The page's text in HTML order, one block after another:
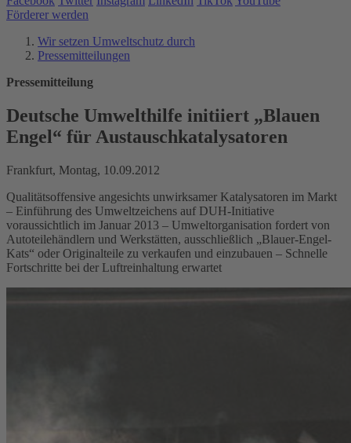
Förderer werden
Wir setzen Umweltschutz durch
Pressemitteilungen
Pressemitteilung
Deutsche Umwelthilfe initiiert „Blauen
Engel“ für Austauschkatalysatoren
Frankfurt, Montag, 10.09.2012
Qualitätsoffensive angesichts unwirksamer Katalysatoren im Markt
– Einführung des Umweltzeichens auf DUH-Initiative
voraussichtlich im Januar 2013 – Umweltorganisation fordert von
Autoteilehändlern und Werkstätten, ausschließlich „Blauer-Engel-
Kats“ oder Originalteile zu verkaufen und einzubauen – Schnelle
Fortschritte bei der Luftreinhaltung erwartet